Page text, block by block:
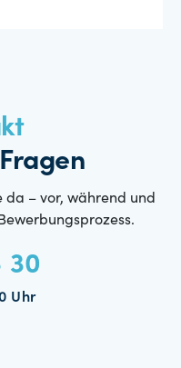
da – vor, während und
30
Uhr